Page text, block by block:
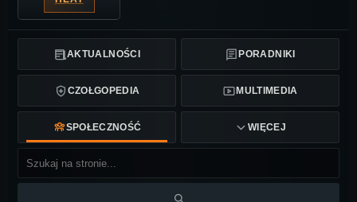
AKTUALNOŚCI PORADNIKI
CZOŁGOPEDIA MULTIMEDIA
SPOŁECZNOŚĆ WIĘCEJ